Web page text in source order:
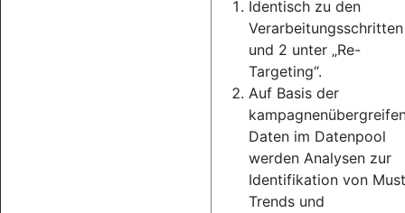
Identisch zu den
Verarbeitungsschritten
und 2 unter „Re-
Targeting“.
Auf Basis der
Daten im Datenpool
werden Analysen zur
Identifikation von
Trends und